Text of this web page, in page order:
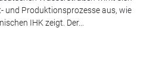
und Produktionsprozesse aus, wie
IHK zeigt. Der...